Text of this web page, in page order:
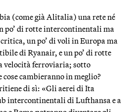
(come già Alitalia) una rete né
po’ di rotte intercontinentali ma
un po’ di voli in Europa ma
di Ryanair, e un po’ di rotte
velocità ferroviaria; sotto
cambieranno in meglio?
di sì: «Gli aerei di Ita
intercontinentali di Lufthansa e a